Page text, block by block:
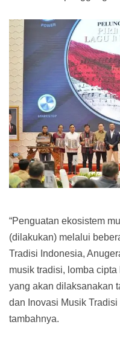
“Penguatan ekosistem
(dilakukan) melalui
Tradisi Indonesia,
musik tradisi, lomba
yang akan dilaksanakan
dan Inovasi Musik
tambahnya.